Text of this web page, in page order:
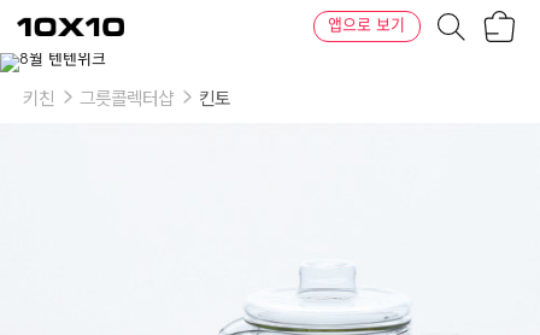
텐
바
텐
앱으로 보기
키친 그릇콜렉터샵 킨토